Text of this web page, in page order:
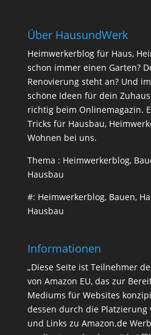
Über HausundWerk
Heimwerkerblog für Haus,
schon immer einen Garten?
Renovierung steht an? Und
schöne Ideen für dein
richtig beim Onlinemagazin.
Tricks für Hausbau,
Wohnen bei uns.
Thema : Heimwerkerblog,
Hausbau
#: Heimwerkerblog, Bauen,
Hausbau
Informationen
„Diese Seite ist Teilnehmer
von Amazon EU, das zur
Mediums für Websites
dessen durch die Platzierung
und Links zu Amazon.de